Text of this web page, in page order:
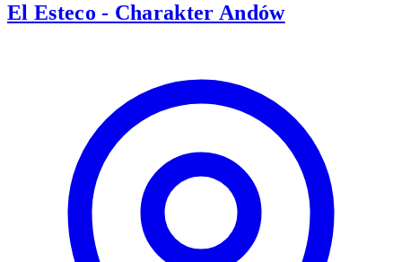
El Esteco - Charakter Andów